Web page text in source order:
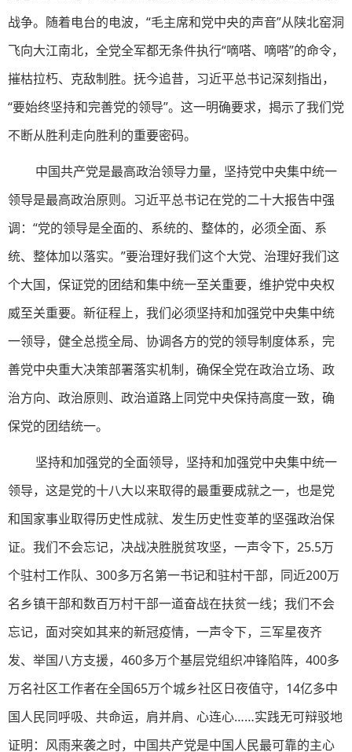
战争。随着电台的电波，“毛主席和党中央的声音”从陕北窑洞
飞向大江南北，全党全军都无条件执行“嘀嗒、嘀嗒”的命令，
摧枯拉朽、克敌制胜。抚今追昔，习近平总书记深刻指出，
“要始终坚持和完善党的领导”。这一明确要求，揭示了我们党
不断从胜利走向胜利的重要密码。
中国共产党是最高政治领导力量，坚持党中央集中统一
领导是最高政治原则。习近平总书记在党的二十大报告中强
调：“党的领导是全面的、系统的、整体的，必须全面、系
统、整体加以落实。”要治理好我们这个大党、治理好我们这
个大国，保证党的团结和集中统一至关重要，维护党中央权
威至关重要。新征程上，我们必须坚持和加强党中央集中统
一领导，健全总揽全局、协调各方的党的领导制度体系，完
善党中央重大决策部署落实机制，确保全党在政治立场、政
治方向、政治原则、政治道路上同党中央保持高度一致，确
保党的团结统一。
坚持和加强党的全面领导，坚持和加强党中央集中统一
领导，这是党的十八大以来取得的最重要成就之一，也是党
和国家事业取得历史性成就、发生历史性变革的坚强政治保
证。我们不会忘记，决战决胜脱贫攻坚，一声令下，25.5万
个驻村工作队、300多万名第一书记和驻村干部，同近200万
名乡镇干部和数百万村干部一道奋战在扶贫一线；我们不会
忘记，面对突如其来的新冠疫情，一声令下，三军星夜齐
发、举国八方支援，460多万个基层党组织冲锋陷阵，400多
万名社区工作者在全国65万个城乡社区日夜值守，14亿多中
国人民同呼吸、共命运，肩并肩、心连心……实践无可辩驳地
证明：风雨来袭之时，中国共产党是中国人民最可靠的主心